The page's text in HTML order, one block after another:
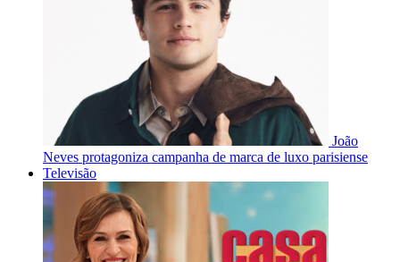
João
Neves protagoniza campanha de marca de luxo parisiense
Televisão